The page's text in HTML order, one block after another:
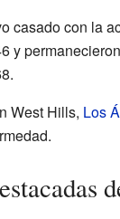
casado con la
y
West Hills, Los